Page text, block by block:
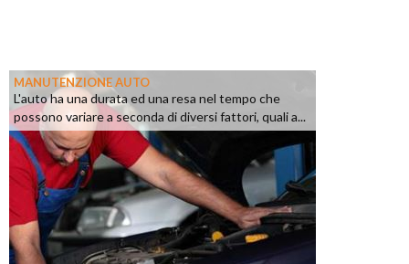
MANUTENZIONE AUTO
L'auto ha una durata ed una resa nel tempo che
possono variare a seconda di diversi fattori, quali a...